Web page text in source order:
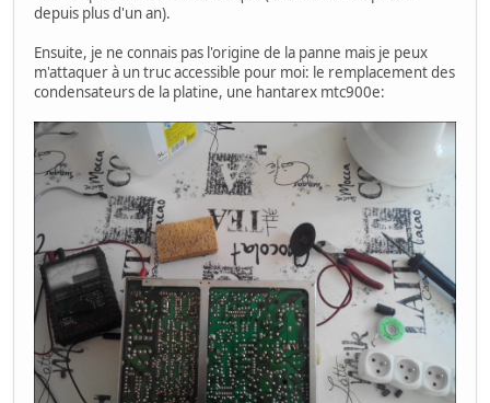
depuis plus d'un an).
Ensuite, je ne connais pas l'origine de la panne mais je peux
m'attaquer à un truc accessible pour moi: le remplacement des
condensateurs de la platine, une hantarex mtc900e: